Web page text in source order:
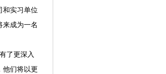
和实习单位
来成为一名
了更深入
他们将以更